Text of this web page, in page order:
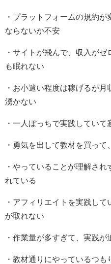
・プラットフォームの規約が
ならないか不安
・サイトが飛んで、収入が
も眠れない
・お小遣い程度は稼げるが
湧かない
・一人ぼっちで実践していて
・勇気を出して教材を買っ
・やっていることが理解さ
れている
・アフィリエイトを実践し
が取れない
・作業量が多すぎて、実践
・教材通りにやっているつ